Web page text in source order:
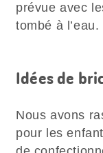
prévue avec
tombé à
Idées de
Nous avons
pour les